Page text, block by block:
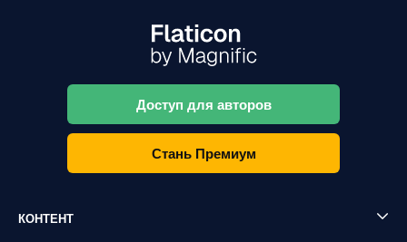
Доступ для авторов
Стань Премиум
КОНТЕНТ